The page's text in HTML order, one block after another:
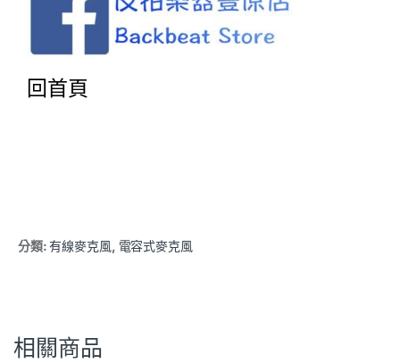
回首頁
分類:有線麥克風 , 電容式麥克風
相關商品